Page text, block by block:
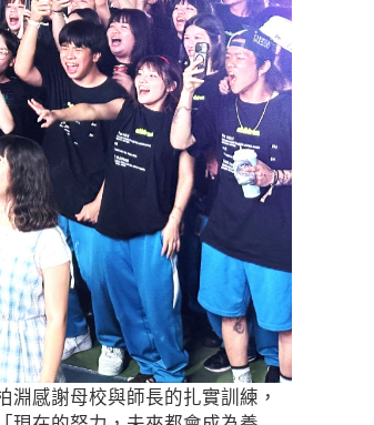
感謝母校與師長的扎實訓練，